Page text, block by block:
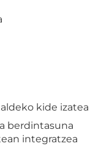
kide izatea
berdintasuna
integratzea